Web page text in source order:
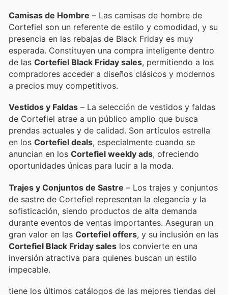
Camisas de Hombre – Las camisas de hombre de
Cortefiel son un referente de estilo y comodidad, y su
presencia en las rebajas de Black Friday es muy
esperada. Constituyen una compra inteligente dentro
de las Cortefiel Black Friday sales, permitiendo a los
compradores acceder a diseños clásicos y modernos
a precios muy competitivos.
Vestidos y Faldas – La selección de vestidos y faldas
de Cortefiel atrae a un público amplio que busca
prendas actuales y de calidad. Son artículos estrella
en los Cortefiel deals, especialmente cuando se
anuncian en los Cortefiel weekly ads, ofreciendo
oportunidades únicas para lucir a la moda.
Trajes y Conjuntos de Sastre – Los trajes y conjuntos
de sastre de Cortefiel representan la elegancia y la
sofisticación, siendo productos de alta demanda
durante eventos de ventas importantes. Aseguran un
gran valor en las Cortefiel offers, y su inclusión en las
Cortefiel Black Friday sales los convierte en una
inversión atractiva para quienes buscan un estilo
impecable.
tiene los últimos catálogos de las mejores tiendas del